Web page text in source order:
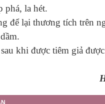
phá, la hét.
để lại thương tích trên
khi được tiêm giả